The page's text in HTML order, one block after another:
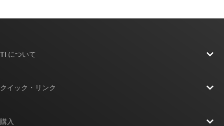
TI について
クイック・リンク
購入